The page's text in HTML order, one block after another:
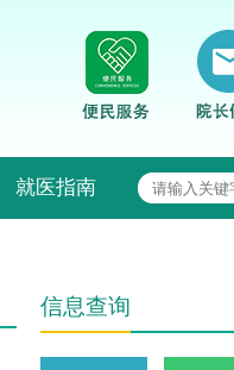
就医指南
信息查询